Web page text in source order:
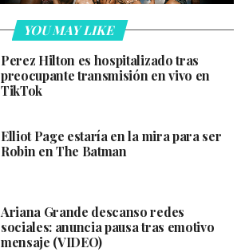
YOU MAY LIKE
Perez Hilton es hospitalizado tras
preocupante transmisión en vivo en
TikTok
Elliot Page estaría en la mira para ser
Robin en The Batman
Ariana Grande descanso redes
sociales: anuncia pausa tras emotivo
mensaje (VIDEO)